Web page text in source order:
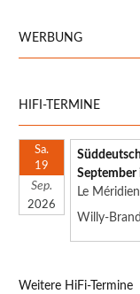
WERBUNG
HIFI-TERMINE
Sa.
19
Sep.
2026
Le
Willy-
Weitere HiFi-Termine